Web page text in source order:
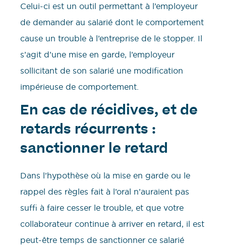
Celui-ci est un outil permettant à l’employeur
de demander au salarié dont le comportement
cause un trouble à l’entreprise de le stopper. Il
s’agit d’une mise en garde, l’employeur
sollicitant de son salarié une modification
impérieuse de comportement.
En cas de récidives, et de
retards récurrents :
sanctionner le retard
Dans l’hypothèse où la mise en garde ou le
rappel des règles fait à l’oral n’auraient pas
suffi à faire cesser le trouble, et que votre
collaborateur continue à arriver en retard, il est
peut-être temps de sanctionner ce salarié